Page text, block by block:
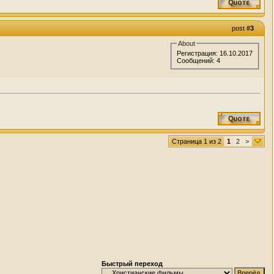
post#3
About
Регистрация: 16.10.2017
Сообщений: 4
Страница 1 из 2 1 2 >
Быстрый переход